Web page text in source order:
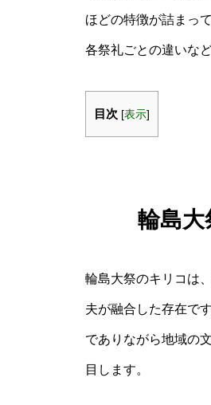
ほどの特徴が詰まっ
各祭礼ごとの違いな
目次 [表示]
輪島大
輪島大祭のキリコは
夫が融合した存在で
でありながら地域の
目します。